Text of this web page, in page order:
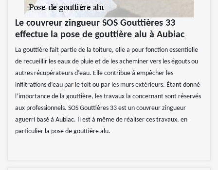
Le couvreur zingueur SOS Gouttières 33
effectue la pose de gouttière alu à Aubiac
La gouttière fait partie de la toiture, elle a pour fonction essentielle
de recueillir les eaux de pluie et de les acheminer vers les égouts ou
autres récupérateurs d’eau. Elle contribue à empêcher les
infiltrations d’eau par le toit ou par les murs extérieurs. Étant donné
l’importance de la gouttière, les travaux la concernant sont réservés
aux professionnels. SOS Gouttières 33 est un couvreur zingueur
aguerri basé à Aubiac. Il est à même de réaliser ces travaux, en
particulier la pose de gouttière alu.